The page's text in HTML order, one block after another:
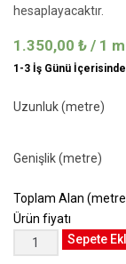
hesaplayacaktır.
1.350,00 ₺ / 1
1-3 İş Günü
Uzunluk (metre)
Genişlik (metre)
Toplam Alan
Ürün fiyatı
Asansör
Sepete